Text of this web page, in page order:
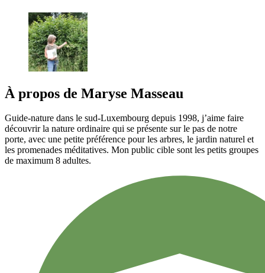
À propos de Maryse Masseau
Guide-nature dans le sud-Luxembourg depuis 1998, j’aime faire
découvrir la nature ordinaire qui se présente sur le pas de notre
porte, avec une petite préférence pour les arbres, le jardin naturel et
les promenades méditatives. Mon public cible sont les petits groupes
de maximum 8 adultes.